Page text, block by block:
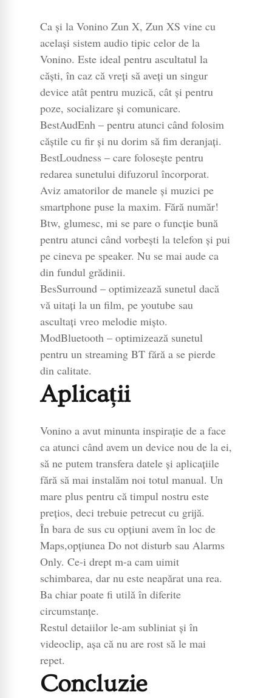
Ca și la Vonino Zun X, Zun XS vine cu
același sistem audio tipic celor de la
Vonino. Este ideal pentru ascultatul la
căști, în caz că vreți să aveți un singur
device atât pentru muzică, cât și pentru
poze, socializare și comunicare.
BestAudEnh – pentru atunci când folosim
căștile cu fir și nu dorim să fim deranjați.
BestLoudness – care folosește pentru
redarea sunetului difuzorul încorporat.
Aviz amatorilor de manele și muzici pe
smartphone puse la maxim. Fără număr!
Btw, glumesc, mi se pare o funcție bună
pentru atunci când vorbești la telefon și pui
pe cineva pe speaker. Nu se mai aude ca
din fundul grădinii.
BesSurround – optimizează sunetul dacă
vă uitați la un film, pe youtube sau
ascultați vreo melodie mișto.
ModBluetooth – optimizează sunetul
pentru un streaming BT fără a se pierde
din calitate.
Aplicații
Vonino a avut minunta inspirație de a face
ca atunci când avem un device nou de la ei,
să ne putem transfera datele și aplicațiile
fără să mai instalăm noi totul manual. Un
mare plus pentru că timpul nostru este
prețios, deci trebuie petrecut cu grijă.
În bara de sus cu opțiuni avem în loc de
Maps,opțiunea Do not disturb sau Alarms
Only. Ce-i drept m-a cam uimit
schimbarea, dar nu este neapărat una rea.
Ba chiar poate fi utilă în diferite
circumstanțe.
Restul detaiilor le-am subliniat și în
videoclip, așa că nu are rost să le mai
repet.
Concluzie